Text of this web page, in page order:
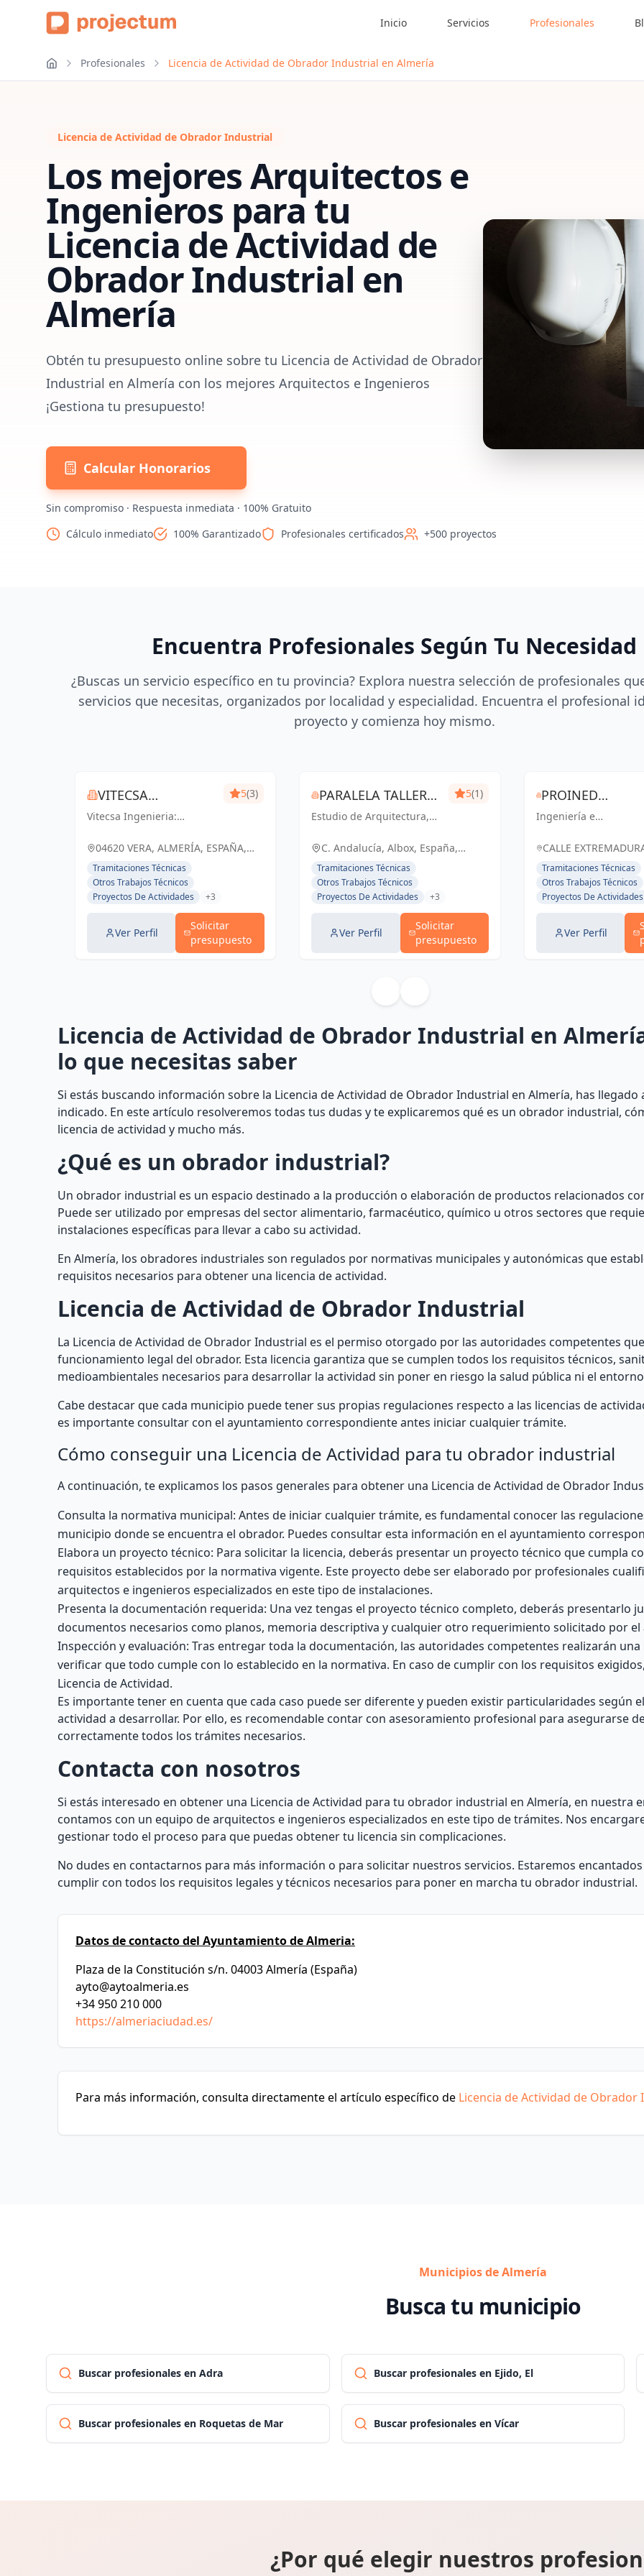
Inicio Servicios Profesionales
Profesionales Licencia de Actividad de Obrador Industrial en Almería
Licencia de Actividad de Obrador Industrial
Los mejores Arquitectos e
Ingenieros para tu
Licencia de Actividad de
Obrador Industrial en
Almería
Obtén tu presupuesto online sobre tu Licencia de Actividad de Obrador
Industrial en Almería con los mejores Arquitectos e Ingenieros
¡Gestiona tu presupuesto!
Calcular Honorarios
Sin compromiso · Respuesta inmediata · 100% Gratuito
Cálculo inmediato
100% Garantizado Profesionales certificados +500 proyectos
Encuentra Profesionales Según Tu Necesidad
¿Buscas un servicio específico en tu provincia? Explora nuestra selección de profesionales
servicios que necesitas, organizados por localidad y especialidad. Encuentra el profesional
proyecto y comienza hoy mismo.
VITECSA
INGENIERIA
Vitecsa Ingenieria:
impulsan el progreso en
5(3)
04620 VERA, ALMERÍA, ESPAÑA,
España
Tramitaciones Técnicas
Otros Trabajos Técnicos
Proyectos De Actividades
+3
Ver Perfil
Solicitar
presupuesto
PARALELA TALLER
CREATIVO S.L.
Estudio de Arquitectura,
Especializados en
Viviendas Unifamiliares de
Reforma y Obra Nueva.
5(1)
C. Andalucía, Albox, España,
España
Tramitaciones Técnicas
Otros Trabajos Técnicos
Proyectos De Actividades
+3
Ver Perfil
Solicitar
presupuesto
PROINED
INGENIERIA +
INSTALACIONES
Ingeniería e
para un futuro mejor
CALLE
EJIDO, ESPAÑA,
Tramitaciones Técnicas
Otros Trabajos Técnicos
Proyectos De Actividades
Ver Perfil
Licencia de Actividad de Obrador Industrial en
lo que necesitas saber
Si estás buscando información sobre la Licencia de Actividad de Obrador Industrial en Almería, has llegado
indicado. En este artículo resolveremos todas tus dudas y te explicaremos qué es un obrador industrial,
licencia de actividad y mucho más.
¿Qué es un obrador industrial?
Un obrador industrial es un espacio destinado a la producción o elaboración de productos relacionados
Puede ser utilizado por empresas del sector alimentario, farmacéutico, químico u otros sectores que
instalaciones específicas para llevar a cabo su actividad.
En Almería, los obradores industriales son regulados por normativas municipales y autonómicas que
requisitos necesarios para obtener una licencia de actividad.
Licencia de Actividad de Obrador Industrial
La Licencia de Actividad de Obrador Industrial es el permiso otorgado por las autoridades competentes
funcionamiento legal del obrador. Esta licencia garantiza que se cumplen todos los requisitos técnicos,
medioambientales necesarios para desarrollar la actividad sin poner en riesgo la salud pública ni el
Cabe destacar que cada municipio puede tener sus propias regulaciones respecto a las licencias de
es importante consultar con el ayuntamiento correspondiente antes iniciar cualquier trámite.
Cómo conseguir una Licencia de Actividad para tu obrador industrial
A continuación, te explicamos los pasos generales para obtener una Licencia de Actividad de Obrador
Consulta la normativa municipal: Antes de iniciar cualquier trámite, es fundamental conocer las
municipio donde se encuentra el obrador. Puedes consultar esta información en el ayuntamiento
Elabora un proyecto técnico: Para solicitar la licencia, deberás presentar un proyecto técnico que cumpla
requisitos establecidos por la normativa vigente. Este proyecto debe ser elaborado por profesionales
arquitectos e ingenieros especializados en este tipo de instalaciones.
Presenta la documentación requerida: Una vez tengas el proyecto técnico completo, deberás presentarlo
documentos necesarios como planos, memoria descriptiva y cualquier otro requerimiento solicitado por
Inspección y evaluación: Tras entregar toda la documentación, las autoridades competentes realizarán
verificar que todo cumple con lo establecido en la normativa. En caso de cumplir con los requisitos
Licencia de Actividad.
Es importante tener en cuenta que cada caso puede ser diferente y pueden existir particularidades según
actividad a desarrollar. Por ello, es recomendable contar con asesoramiento profesional para asegurarse
correctamente todos los trámites necesarios.
Contacta con nosotros
Si estás interesado en obtener una Licencia de Actividad para tu obrador industrial en Almería, en nuestra
contamos con un equipo de arquitectos e ingenieros especializados en este tipo de trámites. Nos
gestionar todo el proceso para que puedas obtener tu licencia sin complicaciones.
No dudes en contactarnos para más información o para solicitar nuestros servicios. Estaremos
cumplir con todos los requisitos legales y técnicos necesarios para poner en marcha tu obrador industrial.
Datos de contacto del Ayuntamiento de Almeria:
Plaza de la Constitución s/n. 04003 Almería (España)
ayto@aytoalmeria.es
+34 950 210 000
https://almeriaciudad.es/
Para más información, consulta directamente el artículo específico de Licencia de Actividad de Obrador
Municipios de Almería
Busca tu municipio
Buscar profesionales en Adra Buscar profesionales en Ejido, El
Buscar profesionales en Roquetas de Mar Buscar profesionales en Vícar
¿Por qué elegir nuestros